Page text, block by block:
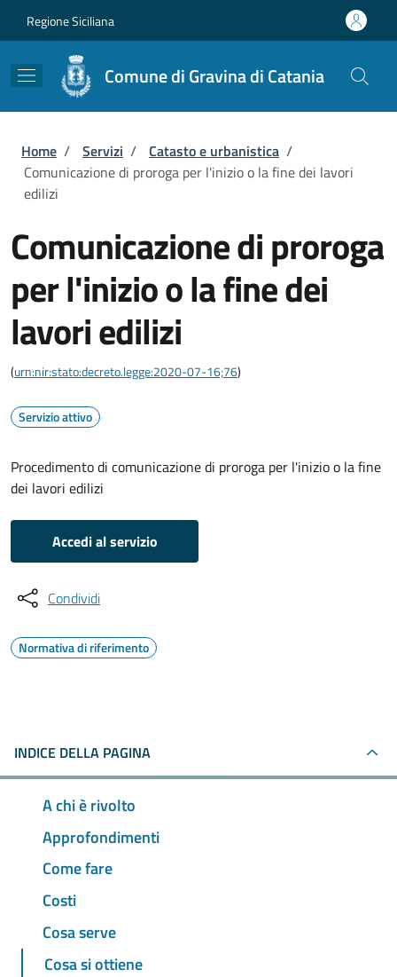
Regione Siciliana
Comune di Gravina di Catania
Briciole di pane
Home / Servizi / Catasto e urbanistica /
Comunicazione di proroga per l'inizio o la fine dei lavori
edilizi
Comunicazione di proroga
per l'inizio o la fine dei
lavori edilizi
(urn:nir:stato:decreto.legge:2020-07-16;76)
Servizio attivo
Procedimento di comunicazione di proroga per l'inizio o la fine
dei lavori edilizi
Accedi al servizio
Condividi
Normativa di riferimento
INDICE DELLA PAGINA
A chi è rivolto
Approfondimenti
Come fare
Costi
Cosa serve
Cosa si ottiene